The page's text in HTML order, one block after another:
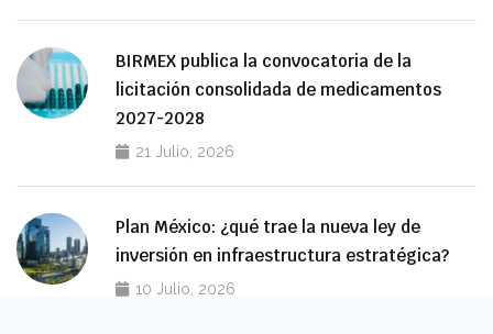
BIRMEX publica la convocatoria de la
licitación consolidada de medicamentos
2027-2028
21 Julio, 2026
Plan México: ¿qué trae la nueva ley de
inversión en infraestructura estratégica?
10 Julio, 2026